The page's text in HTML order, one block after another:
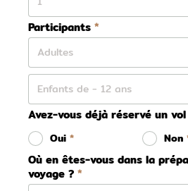
Participants
Avez-vous déjà réservé un
Oui Non
Où en êtes-vous dans la
voyage ?